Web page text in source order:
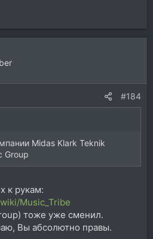
#184
Midas Klark Teknik
Group
к рукам:
Music_Tribe
тоже уже сменил.
Вы абсолютно правы.